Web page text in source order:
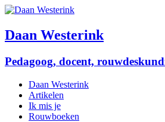
Daan Westerink
Pedagoog, docent,
Daan Westerink
Artikelen
Ik mis je
Rouwboeken